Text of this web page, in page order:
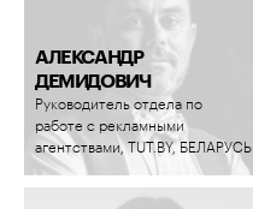
АЛЕКСАНДР
ДЕМИДОВИЧ
Руководитель отдела по
работе с рекламными
агентствами, TUT.BY, БЕЛАРУСЬ